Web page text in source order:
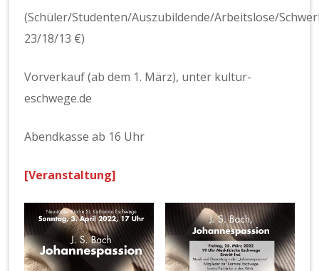
(Schüler/Studenten/Auszubildende/Arbeitslose/
23/18/13 €)
Vorverkauf (ab dem 1. März), unter kultur-
eschwege.de
Abendkasse ab 16 Uhr
[Veranstaltung]